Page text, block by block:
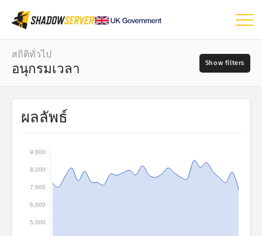
แดชบอร์ด
สถิติทั่วไป
แผนที่โลก
แผนที่ภูมิภาค
แผนภาพต้นไม้
สถิติจากอุปกรณ์ IoT
สถิติทั่วไป
อนุกรมเวลา
ช่วงวัน
ความร้ายแรง
ผลลัพธ์
5,000
6,000
7,000
8,000
9,000